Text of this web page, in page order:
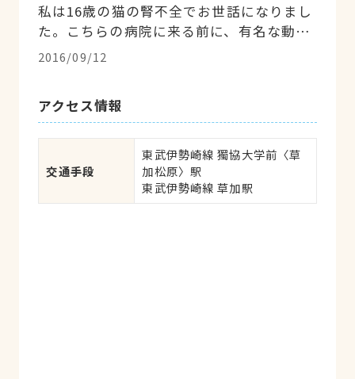
私は16歳の猫の腎不全でお世話になりまし
た。こちらの病院に来る前に、有名な動物
病院へ行ってましたが血液検査の調べる項
目が少なかったり、「療法食で様子を見て
後、何カ月も経って猫の調子が悪くなって
院というほど危険な状態にさせてしまいま
した。 前の病院で出した血液検査結果を見
せたら、「この項目も調べるべき、この時
2016/09/12
アクセス情報
交通手段
東武伊勢崎線 獨協大学前〈草
加松原〉駅
東武伊勢崎線 草加駅